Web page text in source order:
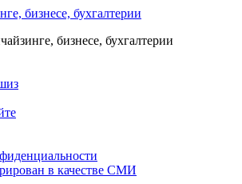
в качестве СМИ